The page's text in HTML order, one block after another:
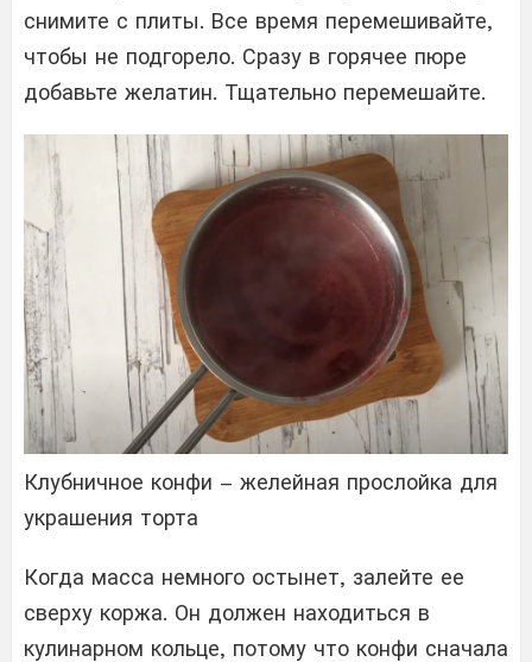
​​снимите с плиты. Все время перемешивайте,
чтобы не подгорело. Сразу в горячее пюре
добавьте желатин. Тщательно перемешайте.
Клубничное конфи – желейная прослойка для
украшения торта
Когда масса немного остынет, залейте ее
сверху коржа. Он должен находиться в
кулинарном кольце, потому что конфи сначала